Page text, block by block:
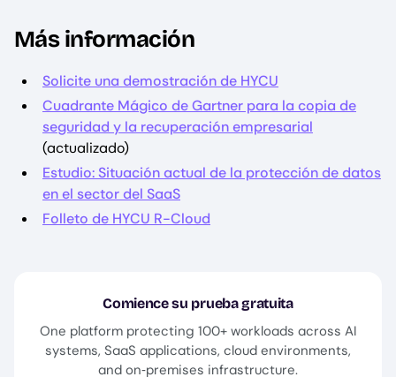
Más información
Solicite una demostración de HYCU
Cuadrante Mágico de Gartner para la copia de
seguridad y la recuperación empresarial
(actualizado)
Estudio: Situación actual de la protección de datos
en el sector del SaaS
Folleto de HYCU R-Cloud
Comience su prueba gratuita
One platform protecting 100+ workloads across AI
systems, SaaS applications, cloud environments,
and on‑premises infrastructure.